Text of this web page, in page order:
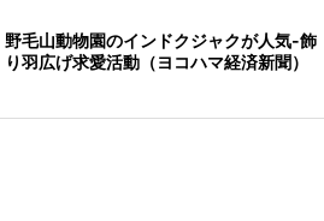
野毛山動物園のインドクジャクが人気-飾
り羽広げ求愛活動（ヨコハマ経済新聞）